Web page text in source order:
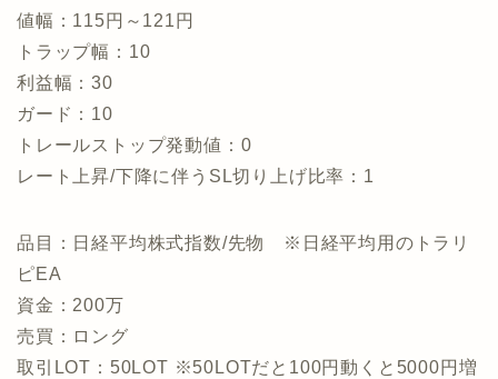
値幅：115円～121円
トラップ幅：10
利益幅：30
ガード：10
トレールストップ発動値：0
レート上昇/下降に伴うSL切り上げ比率：1
品目：日経平均株式指数/先物 ※日経平均用のトラリ
ピEA
資金：200万
売買：ロング
取引LOT：50LOT ※50LOTだと100円動くと5000円増